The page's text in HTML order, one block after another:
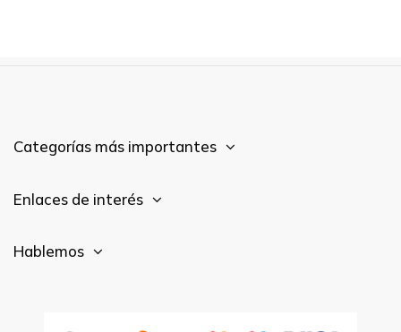
Categorías más importantes
Enlaces de interés
Hablemos